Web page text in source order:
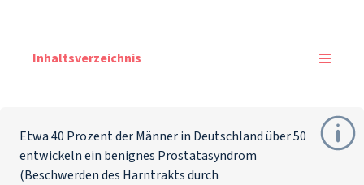
Inhaltsverzeichnis
Etwa 40 Prozent der Männer in Deutschland über 50
entwickeln ein benignes Prostatasyndrom
(Beschwerden des Harntrakts durch